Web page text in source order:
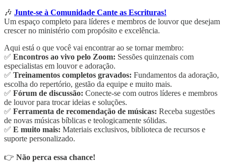
🎶 Junte-se à Comunidade Cante as Escrituras!
Um espaço completo para líderes e membros de louvor que desejam
crescer no ministério com propósito e excelência.
Aqui está o que você vai encontrar ao se tornar membro:
✅ Encontros ao vivo pelo Zoom: Sessões quinzenais com
especialistas em louvor e adoração.
✅ Treinamentos completos gravados: Fundamentos da adoração,
escolha do repertório, gestão da equipe e muito mais.
✅ Fórum de discussão: Conecte-se com outros líderes e membros
de louvor para trocar ideias e soluções.
✅ Ferramenta de recomendação de músicas: Receba sugestões
de novas músicas bíblicas e teologicamente sólidas.
✅ E muito mais: Materiais exclusivos, biblioteca de recursos e
suporte personalizado.
👉 Não perca essa chance!